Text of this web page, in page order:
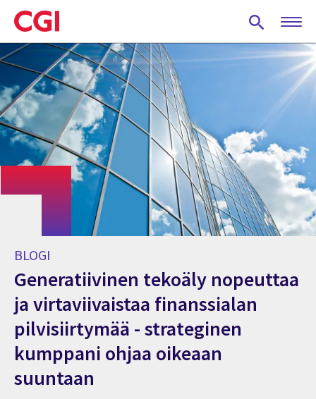
Skip
to
main
content
BLOGI
Generatiivinen tekoäly nopeuttaa
ja virtaviivaistaa finanssialan
pilvisiirtymää - strateginen
kumppani ohjaa oikeaan
suuntaan